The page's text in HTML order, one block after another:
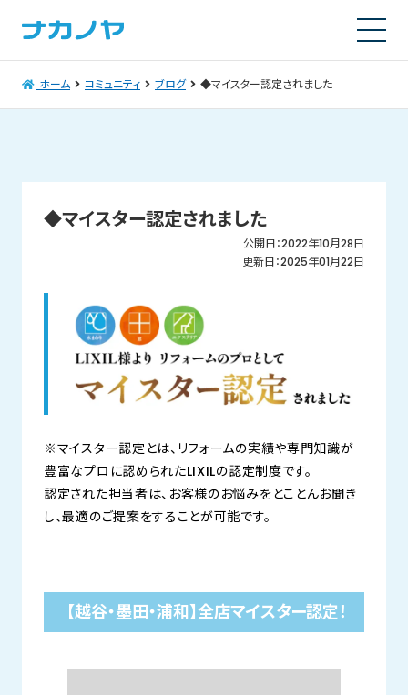
ホーム コミュニティ ブログ ◆マイスター認定されました
◆マイスター認定されました
公開日：2022年10月28日
更新日：2025年01月22日
※マイスター認定とは、リフォームの実績や専門知識が
豊富なプロに認められたLIXILの認定制度です。
認定された担当者は、お客様のお悩みをとことんお聞き
し、最適のご提案をすることが可能です。
【越谷・墨田・浦和】 全店マイスター認定！